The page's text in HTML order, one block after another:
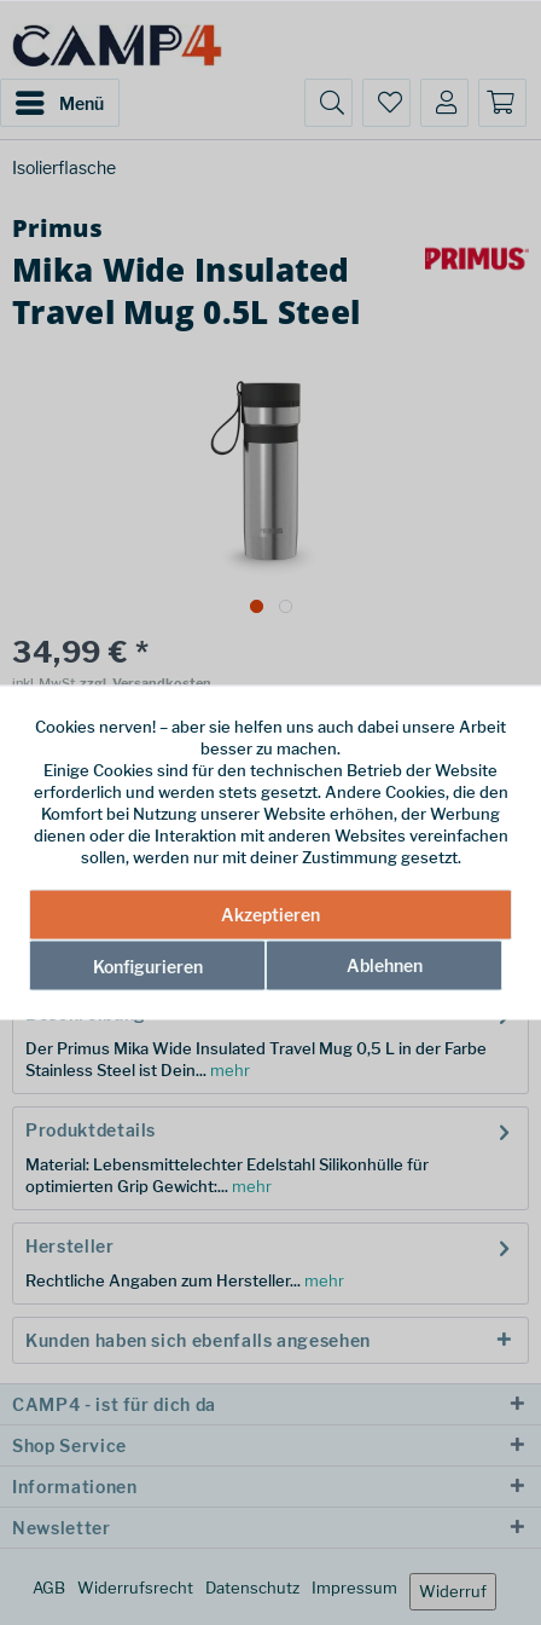
Menü
Isolierflasche
Primus
Mika Wide Insulated
Travel Mug 0.5L Steel
34,99 € *
inkl. MwSt.zzgl. Versandkosten
Online bestellen Ladenabholung
vorrätig | Lieferzeit 1-3 Werktage
In denWarenkorb
Hersteller-Nr.: P743450
Der Primus Mika Wide Insulated Travel Mug 0,5 L in der Farbe
Stainless Steel ist Dein... mehr
Produktdetails
Material: Lebensmittelechter Edelstahl Silikonhülle für
optimierten Grip Gewicht:... mehr
Hersteller
Rechtliche Angaben zum Hersteller... mehr
Kunden haben sich ebenfalls angesehen
CAMP4 - ist für dich da
Shop Service
Informationen
Newsletter
AGB Widerrufsrecht Datenschutz Impressum Widerruf
Cookies nerven! – aber sie helfen uns auch dabei unsere Arbeit
besser zu machen.
Einige Cookies sind für den technischen Betrieb der Website
erforderlich und werden stets gesetzt. Andere Cookies, die den
Komfort bei Nutzung unserer Website erhöhen, der Werbung
dienen oder die Interaktion mit anderen Websites vereinfachen
sollen, werden nur mit deiner Zustimmung gesetzt.
Akzeptieren
Konfigurieren Ablehnen